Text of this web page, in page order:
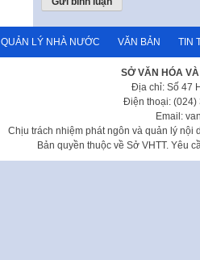
QUẢN LÝ NHÀ NƯỚC VĂN BẢN TIN
SỞ VĂN HÓA
Địa chỉ: Số 47
Điện thoại: (024)
Email:
Chịu trách nhiệm phát ngôn và quản lý nội
Bản quyền thuộc về Sở VHTT. Yêu